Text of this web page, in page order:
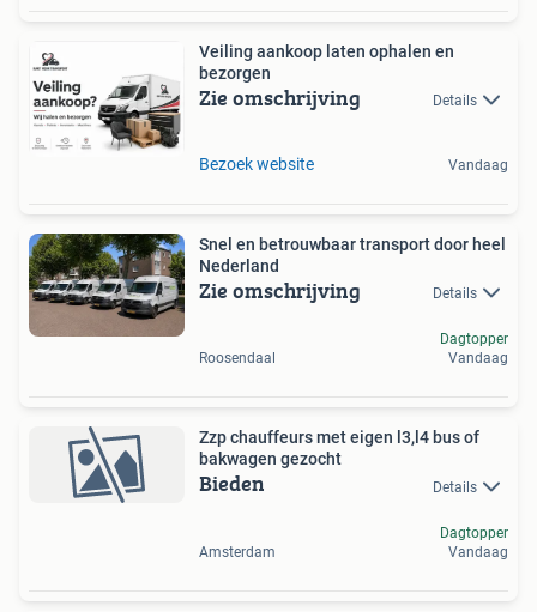
Veiling aankoop laten ophalen en
bezorgen
Zie omschrijving Details
Bezoek website Vandaag
Snel en betrouwbaar transport door heel
Nederland
Zie omschrijving Details
Roosendaal
Dagtopper
Vandaag
Zzp chauffeurs met eigen l3,l4 bus of
bakwagen gezocht
Bieden Details
Amsterdam
Dagtopper
Vandaag